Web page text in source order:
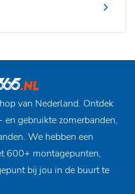
van Nederland. Ontdek
gebruikte zomerbanden,
We hebben een
600+ montagepunten,
bij jou in de buurt te